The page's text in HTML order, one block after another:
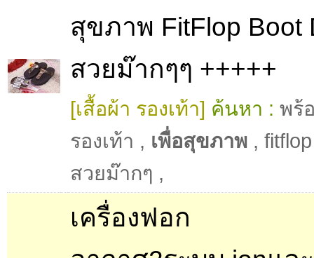
สุขภาพ FitFlop Boot
สวยม๊ากๆๆ +++++
[เสื้อผ้า รองเท้า] ค้นหา : พร้
รองเท้า , เพื่อสุขภาพ , fitflop
สวยม๊ากๆ ,
เครื่องฟอก